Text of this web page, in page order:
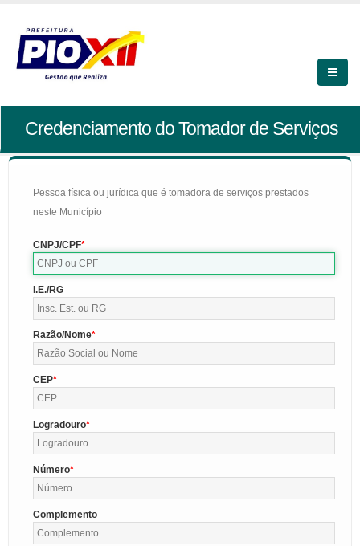
Credenciamento do Tomador de Serviços
Pessoa física ou jurídica que é tomadora de serviços prestados
neste Município
CNPJ/CPF
I.E./RG
Razão/Nome
CEP
Logradouro
Número
Complemento